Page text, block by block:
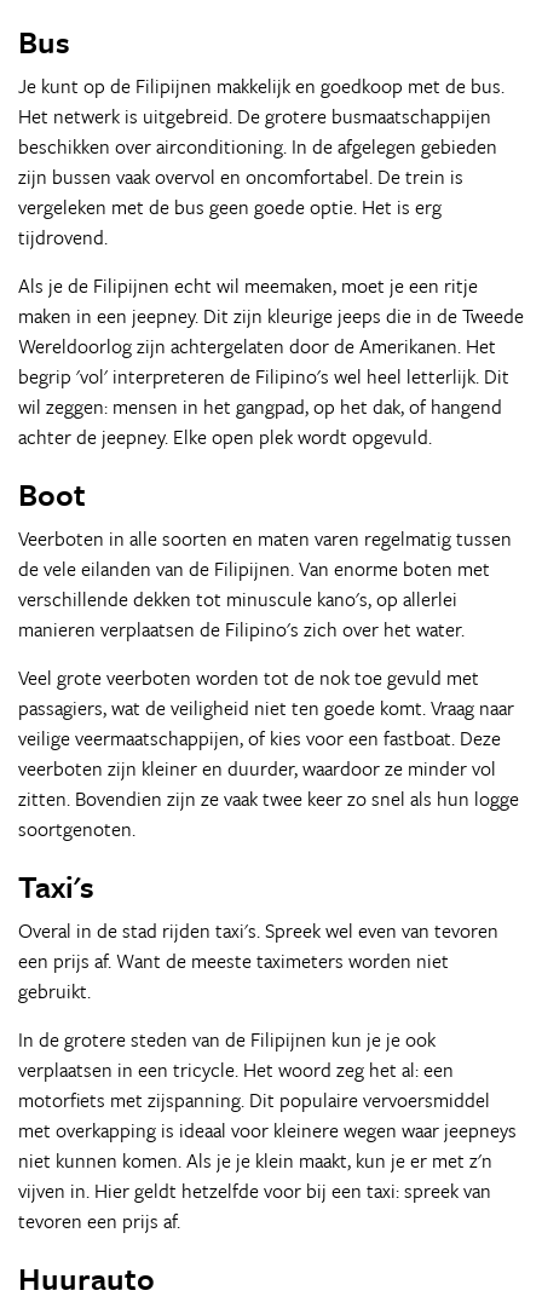
Bus
Je kunt op de Filipijnen makkelijk en goedkoop met de bus.
Het netwerk is uitgebreid. De grotere busmaatschappijen
beschikken over airconditioning. In de afgelegen gebieden
zijn bussen vaak overvol en oncomfortabel. De trein is
vergeleken met de bus geen goede optie. Het is erg
tijdrovend.
Als je de Filipijnen echt wil meemaken, moet je een ritje
maken in een jeepney. Dit zijn kleurige jeeps die in de Tweede
Wereldoorlog zijn achtergelaten door de Amerikanen. Het
begrip 'vol' interpreteren de Filipino's wel heel letterlijk. Dit
wil zeggen: mensen in het gangpad, op het dak, of hangend
achter de jeepney. Elke open plek wordt opgevuld.
Boot
Veerboten in alle soorten en maten varen regelmatig tussen
de vele eilanden van de Filipijnen. Van enorme boten met
verschillende dekken tot minuscule kano's, op allerlei
manieren verplaatsen de Filipino's zich over het water.
Veel grote veerboten worden tot de nok toe gevuld met
passagiers, wat de veiligheid niet ten goede komt. Vraag naar
veilige veermaatschappijen, of kies voor een fastboat. Deze
veerboten zijn kleiner en duurder, waardoor ze minder vol
zitten. Bovendien zijn ze vaak twee keer zo snel als hun logge
soortgenoten.
Taxi's
Overal in de stad rijden taxi's. Spreek wel even van tevoren
een prijs af. Want de meeste taximeters worden niet
gebruikt.
In de grotere steden van de Filipijnen kun je je ook
verplaatsen in een tricycle. Het woord zeg het al: een
motorfiets met zijspanning. Dit populaire vervoersmiddel
met overkapping is ideaal voor kleinere wegen waar jeepneys
niet kunnen komen. Als je je klein maakt, kun je er met z'n
vijven in. Hier geldt hetzelfde voor bij een taxi: spreek van
tevoren een prijs af.
Huurauto